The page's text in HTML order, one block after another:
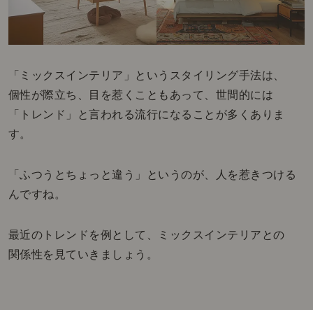
「ミックスインテリア」というスタイリング手法は、
個性が際立ち、目を惹くこともあって、世間的には
「トレンド」と言われる流行になることが多くありま
す。
「ふつうとちょっと違う」というのが、人を惹きつける
んですね。
最近のトレンドを例として、ミックスインテリアとの
関係性を見ていきましょう。